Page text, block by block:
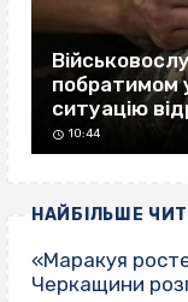
побратимом
ситуацію
10:44
НАЙБІЛЬШЕ
«Маракуя
Черкащини